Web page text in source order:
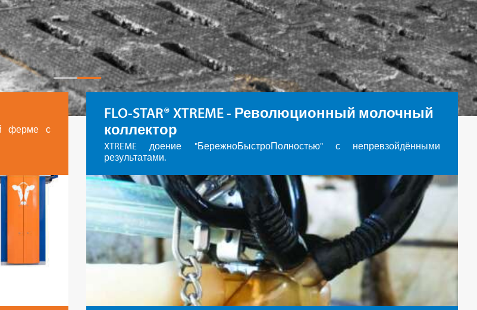
ферме с
FLO-STAR® XTREME - Революционный молочный
коллектор
XTREME доение "БережноБыстроПолностью" с непревзойдёнными
результатами.